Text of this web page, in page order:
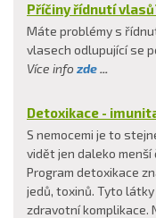
Příčiny řídnutí
Máte problémy s
vlasech odlupující se
Více info zde...
Detoxikace -
S nemocemi je to
vidět jen daleko
Program detoxikace
jedů, toxinů. Tyto
zdravotní komplikace.